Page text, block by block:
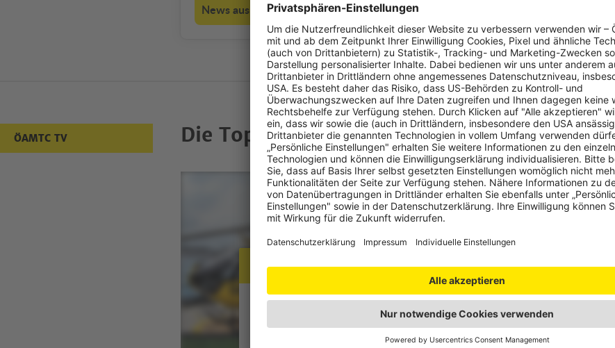
News aus den Bundesländern
ÖAMTC TV Die Top-Videos der Woche
Datenschutz
Zur Anzeige des Video-Players benötigen wir Ihre Einwilligung.
Für die Ausspielung wird eine moderne HTML5 Video Player Lösung namens
genutzt (Datenschutzbestimmungen von JW Player).